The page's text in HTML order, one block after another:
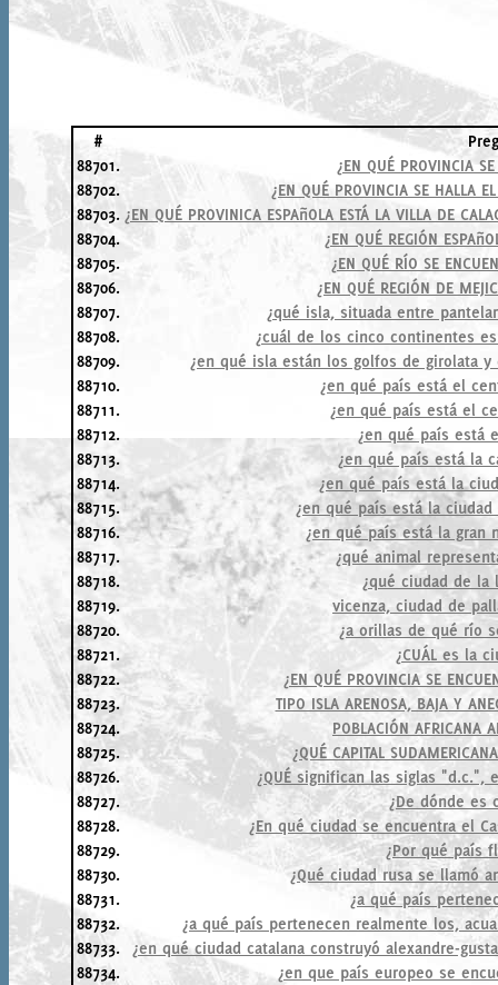
#
88701.
¿EN QUÉ PROVINCIA
88702.
¿EN QUÉ PROVINCIA SE HALLA
88703. ¿EN QUÉ PROVINICA ESPAñOLA ESTÁ LA VILLA DE
88704.
¿EN QUÉ REGIÓN
88705.
¿EN QUÉ RÍO SE
88706.
¿EN QUÉ REGIÓN DE
88707.
¿qué isla, situada entre
88708.
¿cuál de los cinco continentes
88709.
¿en qué isla están los golfos de girolata
88710.
¿en qué país está el
88711.
¿en qué país está el
88712.
¿en qué país está
88713.
¿en qué país está la
88714.
¿en qué país está la
88715.
¿en qué país está la
88716.
¿en qué país está la gran
88717.
¿qué animal
88718.
¿qué ciudad de la
88719.
vicenza, ciudad de
88720.
¿a orillas de qué río
88721.
¿CUÁL es la
88722.
¿EN QUÉ PROVINCIA SE
88723.
TIPO ISLA ARENOSA, BAJA Y
88724.
POBLACIÓN AFRICANA
88725.
¿QUÉ CAPITAL
88726.
¿QUÉ significan las siglas "d.c.",
88727.
¿De dónde es
88728.
¿En qué ciudad se encuentra el
88729.
¿Por qué país
88730.
¿Qué ciudad rusa se llamó
88731.
¿a qué país
88732.
¿a qué país pertenecen realmente los,
88733.
¿en qué ciudad catalana construyó alexandre-
88734.
¿en que país europeo se